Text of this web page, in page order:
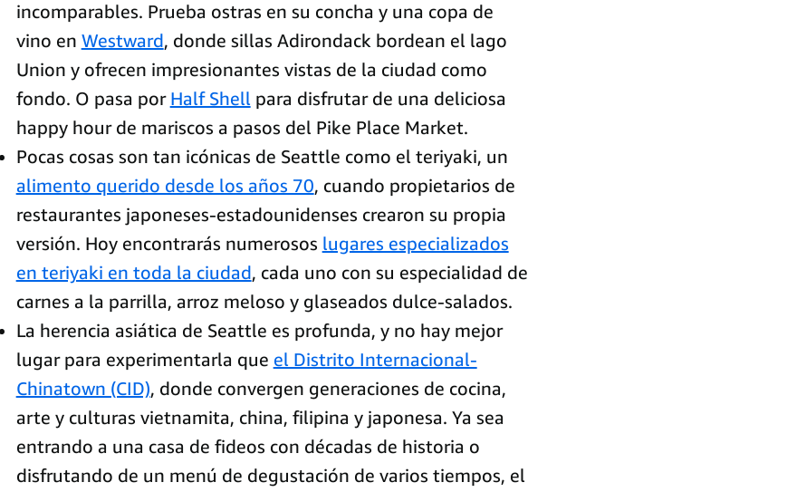
incomparables. Prueba ostras en su concha y una copa de
vino en Westward, donde sillas Adirondack bordean el lago
Union y ofrecen impresionantes vistas de la ciudad como
fondo. O pasa por Half Shell para disfrutar de una deliciosa
happy hour de mariscos a pasos del Pike Place Market.
Pocas cosas son tan icónicas de Seattle como el teriyaki, un
alimento querido desde los años 70, cuando propietarios de
restaurantes japoneses-estadounidenses crearon su propia
versión. Hoy encontrarás numerosos lugares especializados
en teriyaki en toda la ciudad, cada uno con su especialidad de
carnes a la parrilla, arroz meloso y glaseados dulce-salados.
La herencia asiática de Seattle es profunda, y no hay mejor
lugar para experimentarla que el Distrito Internacional-
Chinatown (CID), donde convergen generaciones de cocina,
arte y culturas vietnamita, china, filipina y japonesa. Ya sea
entrando a una casa de fideos con décadas de historia o
disfrutando de un menú de degustación de varios tiempos, el